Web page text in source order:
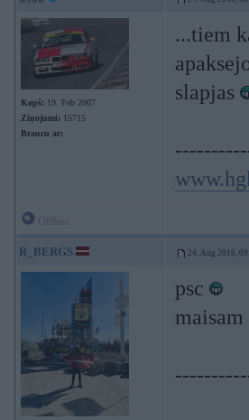
Kopš: 19. Feb 2007
Ziņojumi: 15715
Braucu ar:
...tiem
slapjas
R_BERGS 24. Aug 2016,
psc